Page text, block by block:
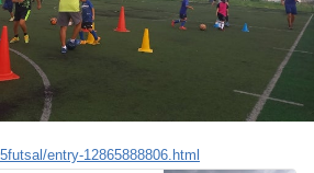
entry-12865888806.html